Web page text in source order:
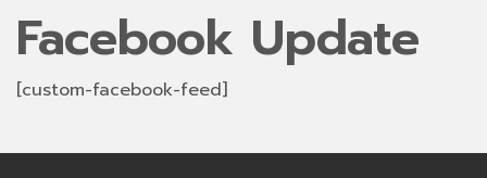
Facebook Update
[custom-facebook-feed]